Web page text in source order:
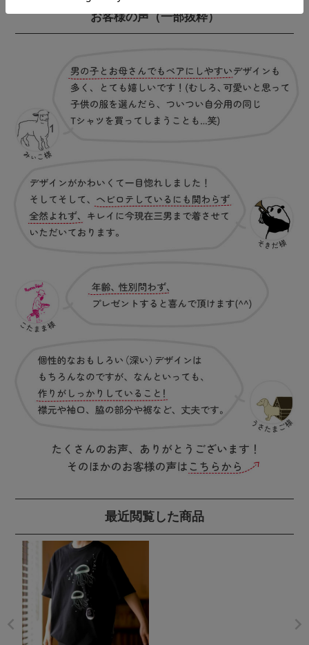
お客様の声（一部抜粋）
最近閲覧した商品